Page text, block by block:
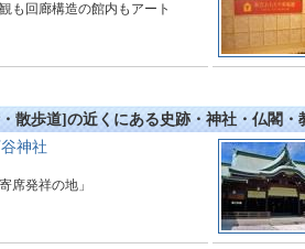
も回廊構造の館内もアート
散歩道]の近くにある史跡・神社・仏閣・
神社
寄席発祥の地」